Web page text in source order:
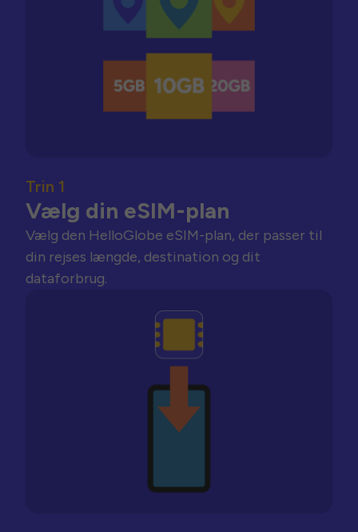
Trin 1
Vælg din eSIM-plan
Vælg den HelloGlobe eSIM-plan, der passer til
din rejses længde, destination og dit
dataforbrug.